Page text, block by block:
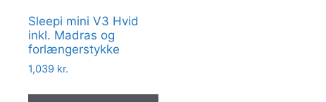
Sleepi mini V3 Hvid
inkl. Madras og
forlængerstykke
1,039 kr.